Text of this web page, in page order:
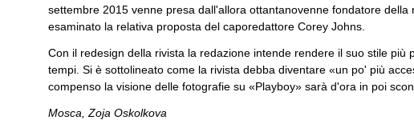
settembre 2015 venne presa dall'allora ottantanovenne fondatore della
esaminato la relativa proposta del caporedattore Corey Johns.
Con il redesign della rivista la redazione intende rendere il suo stile più
tempi. Si è sottolineato come la rivista debba diventare «un po' più
compenso la visione delle fotografie su «Playboy» sarà d'ora in poi
Mosca, Zoja Oskolkova